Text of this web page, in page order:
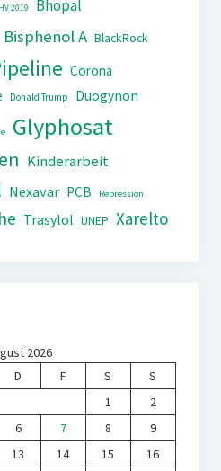
2019 Bhopal
Bisphenol A BlackRock
Corona
Donald Trump
Duogynon
Glyphosat
Kinderarbeit
Nexavar PCB Repression
Trasylol UNEP Xarelto
2026
D F S
S
1
2
6 7 8
9
13 14 15
16